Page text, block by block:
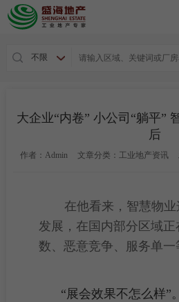
不限
大企业“内卷” 小公司“躺平”
后
作者：Admin 文章分类：工业地产资讯
在他看来，智慧物
发展，在国内部分区域
数、恶意竞争、服务单一
“展会效果不怎么样”